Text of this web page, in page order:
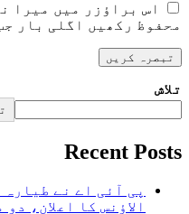
اس براؤزر میں میرا
محفوظ رکھیں اگلی بار
تلاش
Recent Posts
پی آئی اے نے
الاؤنس کا اعلان،